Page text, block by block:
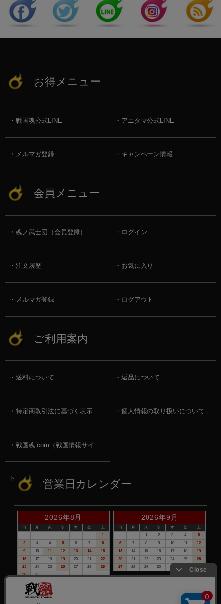
お得メニュー
戦国魂公式LINE アニタマ公式LINE
メルマガ登録 キャンペーン情報
会員メニュー
魂ノ武士団（会員登録） ログイン
注文履歴 お気に入り
メルマガ登録 ログアウト
ご利用案内
送料について 返品について
特定商取引法に基づく表示 個人情報の取り扱いについて
戦国魂.com（戦国情報サイ
ト） 営業日カレンダー
2026年8月
日 月 火 水 木 金
土
1
2
3 4 5 6 7
8
9
10 11 12 13 14
15
16
17 18 19 20 21
22
23
24 25 26 27 28
29
30
31
2026年9月
日 月 火 水 木 金
土
1
2 3 4
5
6
7 8 9 10 11
12
13
14 15 16 17 18
19
20
21 22 23 24 25
26
27
28 29 30
赤い日付が定休日です。
※定休日は、商品の発送・電話でのお問合せは、お休みさせて頂いて